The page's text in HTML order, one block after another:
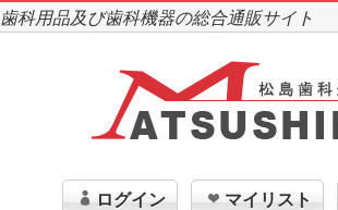
歯科用品及び歯科機器の総合通販サイト
ログイン マイリスト